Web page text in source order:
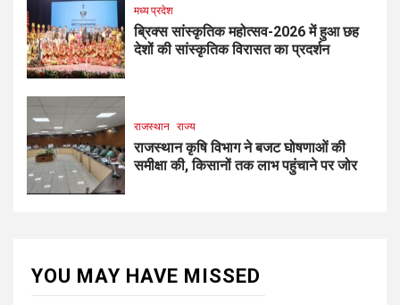
मध्य प्रदेश
ब्रिक्स सांस्कृतिक महोत्सव-2026 में हुआ छह
देशों की सांस्कृतिक विरासत का प्रदर्शन
राजस्थान राज्य
राजस्थान कृषि विभाग ने बजट घोषणाओं की
समीक्षा की, किसानों तक लाभ पहुंचाने पर जोर
YOU MAY HAVE MISSED